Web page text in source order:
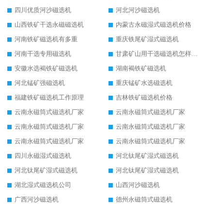
四川优质河沙磁选机
河北河沙磁选机
山西铁矿干选永磁磁选机
内蒙古永磁湿式磁选机价格
河南铁矿磁选机有多重
重庆铁尾矿湿式磁选机
河南干选专用磁选机
甘肃矿山用干选磁选机怎样调磁
安徽水选褐铁矿磁选机
湖南褐铁矿磁选机
河北锰矿强磁选机
重庆锰矿水选磁选机
福建铁矿磁选机工作原理
吉林铁矿磁选机价格
云南永磁筒式磁选机厂家
云南永磁筒式磁选机厂家
云南永磁筒式磁选机厂家
云南永磁筒式磁选机厂家
云南永磁筒式磁选机厂家
云南永磁筒式磁选机厂家
四川永磁湿式磁选机
河北钛尾矿湿式磁选机
河北钛尾矿湿式磁选机
河北钛尾矿湿式磁选机
湖北湿式磁选机公司
山西河沙磁选机
广西河沙磁选机
德州永磁筒式磁选机